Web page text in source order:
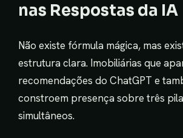
nas Respostas da IA
Não existe fórmula mágica, mas
estrutura clara. Imobiliárias que
recomendações do ChatGPT e
constroem presença sobre três
simultâneos.